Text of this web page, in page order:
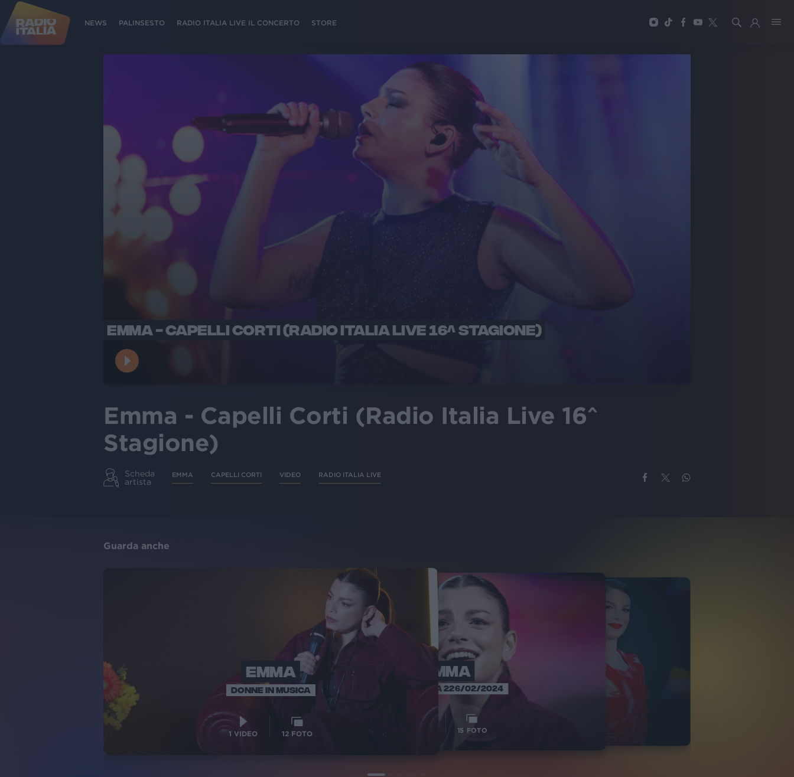
NEWS PALINSESTO RADIO ITALIA LIVE IL CONCERTO STORE
EMMA - CAPELLI CORTI (RADIO ITALIA LIVE 16^ STAGIONE)
Emma - Capelli Corti (Radio Italia Live 16^
Stagione)
Scheda
artista
EMMA CAPELLI CORTI VIDEO RADIO ITALIA LIVE
Guarda anche
EMMA
DONNE IN MUSICA
1 VIDEO 12 FOTO
EMMA
INTERVISTA 226/02/2024
15 FOTO
SANREMO ITALIANO 2024